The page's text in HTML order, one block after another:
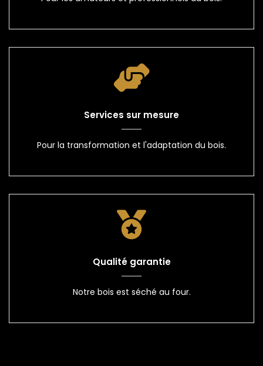
Services sur mesure
Pour la transformation et l'adaptation du bois.
Qualité garantie
Notre bois est séché au four.